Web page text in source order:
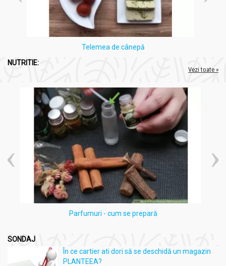
Telemea de cânepă
NUTRITIE:
Vezi toate »
Parfumuri - cum se prepară
SONDAJ
În ce cartier ati dori să se deschidă un magazin
PLANTEEA?